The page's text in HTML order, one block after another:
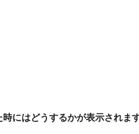
にはどうするかが表示されま